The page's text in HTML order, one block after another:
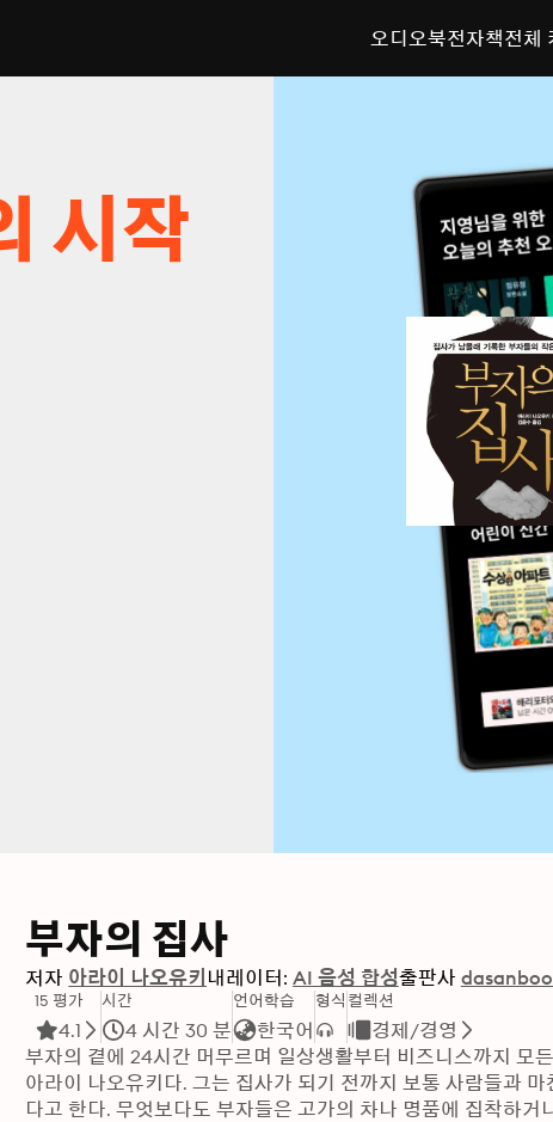
오디오북전자책전체
시작
부자의 집사
저자 아라이 나오유키 내레이터: AI 음성 합성출판사
15 평가
4.1
시간
4 시간 30 분
언어학습
한국어
형식 컬렉션
경제/경영
부자의 곁에 24시간 머무르며 일상생활부터 비즈니스까지 모
아라이 나오유키다. 그는 집사가 되기 전까지 보통 사람들과
다고 한다. 무엇보다도 부자들은 고가의 차나 명품에 집착하거